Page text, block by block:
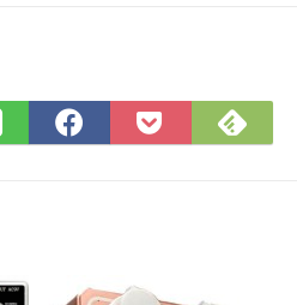
LINE
で
Facebook
で
Pocket
に
で